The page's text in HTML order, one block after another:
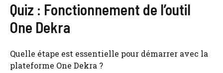
Quiz : Fonctionnement de l’outil
One Dekra
Quelle étape est essentielle pour démarrer avec la
plateforme One Dekra ?